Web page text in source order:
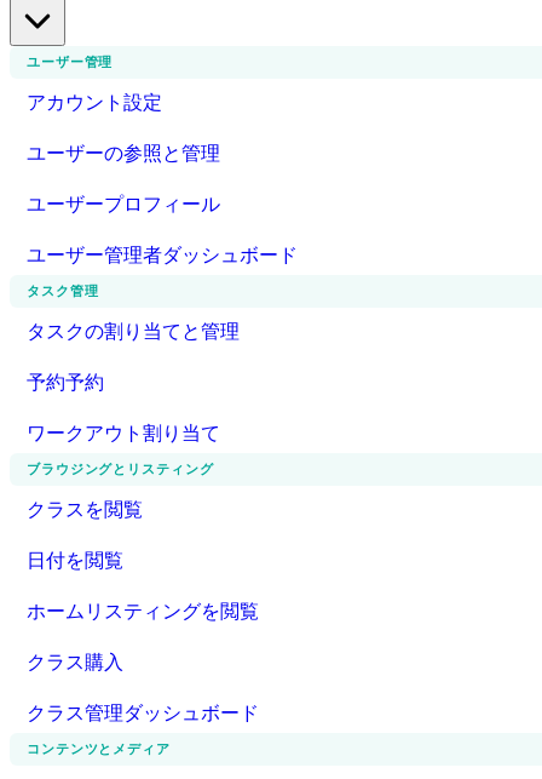
ユーザー管理
アカウント設定
ユーザーの参照と管理
ユーザープロフィール
ユーザー管理者ダッシュボード
タスク管理
タスクの割り当てと管理
予約予約
ワークアウト割り当て
ブラウジングとリスティング
クラスを閲覧
日付を閲覧
ホームリスティングを閲覧
クラス購入
クラス管理ダッシュボード
コンテンツとメディア